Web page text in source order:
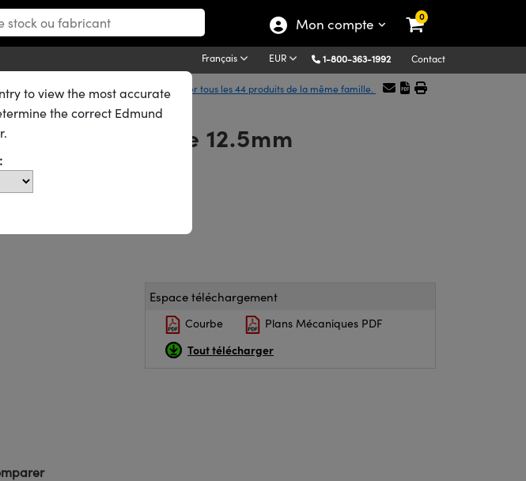
Mon compte 0
Français EUR 1-800-363-1992 Contact
Afficher tous les 44 produits de la même famille.
Diamètre de 12.5mm
adjust the quantity.
Espace téléchargement
Courbe Plans Mécaniques PDF
Tout télécharger
to view the most accurate
the correct Edmund